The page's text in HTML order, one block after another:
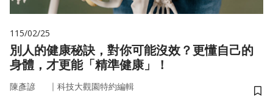
115/02/25
別人的健康秘訣，對你可能沒效？更懂自己的
身體，才更能「精準健康」！
陳彥諺 ｜ 科技大觀園特約編輯
儲